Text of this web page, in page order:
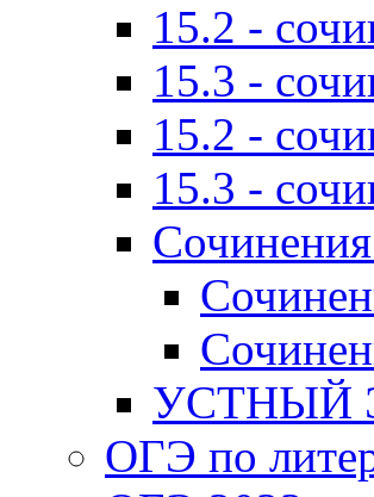
15.2 -
15.3 -
15.2 -
15.3 -
УСТНЫЙ
ОГЭ по